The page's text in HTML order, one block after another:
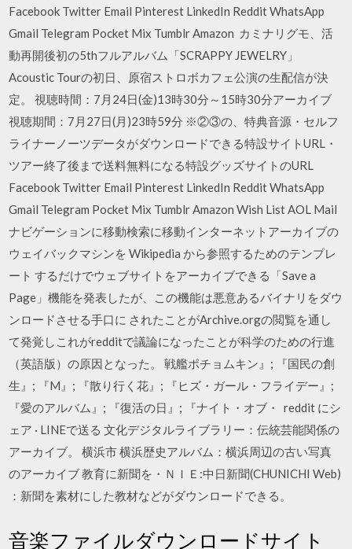
Facebook Twitter Email Pinterest LinkedIn Reddit WhatsApp
Gmail Telegram Pocket Mix Tumblr Amazon カミナリグモ、活
動再開後初の5thフルアルバム「SCRAPPY JEWELRY」
Acoustic Tourの初日、原宿ストロボカフェ公演の生配信が決
定。 視聴時間：7月24日(金)13時30分～15時30分アーカイブ
視聴期間：7月27日(月)23時59分 ※②③の、特典音源・セルフ
ライナーノーツデータがダウンロードできる特設サイトURL・
ツアー終了後まで送料無料になる特設グッズサイトのURL
Facebook Twitter Email Pinterest LinkedIn Reddit WhatsApp
Gmail Telegram Pocket Mix Tumblr Amazon Wish List AOL Mail
ナビゲーションに移動検索に移動インターネットアーカイブの
ウェイバックマシンを Wikipedia から参照するためのテンプレ
ート するだけでウェブサイトをアーカイブできる「Save a
Page」機能を発表したが、この機能は悪意あるバイナリをダウ
ンロードさせる手口に されたことがArchive.orgの閲覧を通し
て発覚しこれがredditで議論になったことが科学のための行進
（英語版）の原因となった。 戦艦ポチョムキン』; 『国民の創
生』; 『M』; 『散り行く花』; 『ヒズ・ガール・フライデー』;
『愛のアルバム』; 『復活の日』; 『ナイト・オブ・ reddit にシ
ェア · LINEで送る 文化デジタルライブラリー：伝統芸能関係の
アーカイブ。 横浜市 横浜歴史アルバム：横浜周辺の古い写真
のアーカイブ 教育に新聞を・ＮＩＥ:中日新聞(CHUNICHI Web)
：新聞を素材にした教材などがダウンロードできる。
音楽ファイルダウンロードサイト